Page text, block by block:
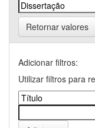
Retornar valores
Adicionar filtros:
Utilizar filtros para